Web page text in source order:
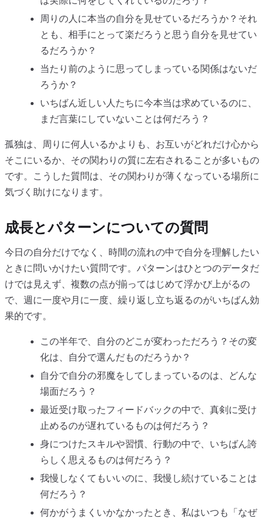
周りの人に本当の自分を見せているだろうか？それ
とも、相手にとって楽だろうと思う自分を見せてい
るだろうか？
当たり前のように思ってしまっている関係はないだ
ろうか？
いちばん近しい人たちに今本当は求めているのに、
まだ言葉にしていないことは何だろう？
孤独は、周りに何人いるかよりも、お互いがどれだけ心から
そこにいるか、その関わりの質に左右されることが多いもの
です。こうした質問は、その関わりが薄くなっている場所に
気づく助けになります。
成長とパターンについての質問
今日の自分だけでなく、時間の流れの中で自分を理解したい
ときに問いかけたい質問です。パターンはひとつのデータだ
けでは見えず、複数の点が揃ってはじめて浮かび上がるの
で、週に一度や月に一度、繰り返し立ち返るのがいちばん効
果的です。
この半年で、自分のどこが変わっただろう？その変
化は、自分で選んだものだろうか？
自分で自分の邪魔をしてしまっているのは、どんな
場面だろう？
最近受け取ったフィードバックの中で、真剣に受け
止めるのが遅れているものは何だろう？
身につけたスキルや習慣、行動の中で、いちばん誇
らしく思えるものは何だろう？
我慢しなくてもいいのに、我慢し続けていることは
何だろう？
何かがうまくいかなかったとき、私はいつも「なぜ